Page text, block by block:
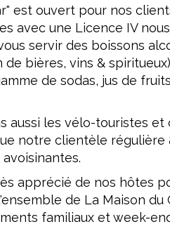
est ouvert pour nos
avec une Licence IV nous
servir des boissons
bières, vins &
de sodas, jus de
aussi les vélo-touristes et
notre clientèle régulière
apprécié de nos hôtes
de La Maison du
familiaux et week-